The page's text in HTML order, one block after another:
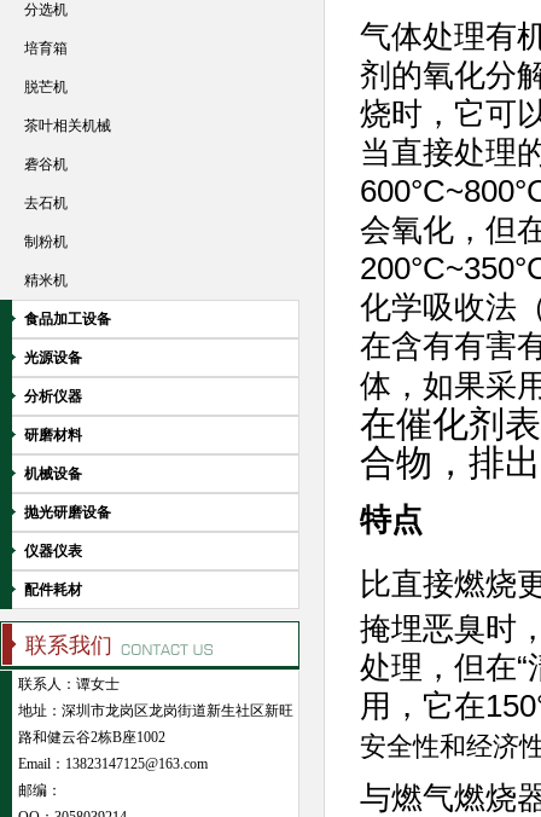
气体处理有
剂的氧化分
烧时，它可
当直接处理
会氧化，但
化学吸收法
在含有有害
体，如果采
在催化剂
合物，排
特点
比直接燃烧
掩埋恶臭时
处理，但在
用，它在
安全性和经济
与燃气燃烧
分选机
培育箱
脱芒机
茶叶相关机械
砻谷机
去石机
制粉机
精米机
食品加工设备
光源设备
分析仪器
研磨材料
机械设备
抛光研磨设备
仪器仪表
配件耗材
联系我们
联系人：谭女士
地址：深圳市龙岗区龙岗街道新生社区新旺
路和健云谷2栋B座1002
Email：13823147125@163.com
邮编：